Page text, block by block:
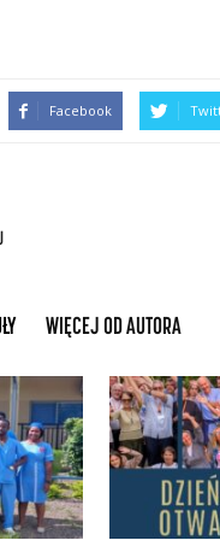
Facebook
WIĘCEJ OD AUTORA